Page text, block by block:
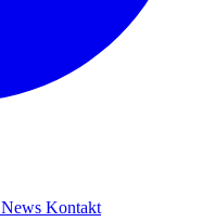
News Kontakt